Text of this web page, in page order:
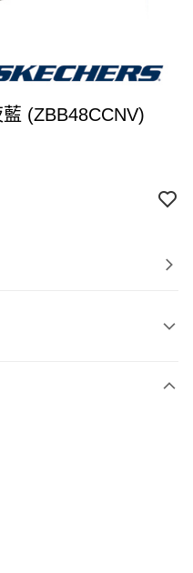
(ZBB48CCNV)
戶可立即使用無須另外申請。
立後會自動跳轉到大哥付的交易
、繳款截止日，確認付款後即完